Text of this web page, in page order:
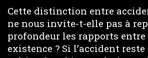
Cette distinction entre
ne nous invite-t-elle pas à
profondeur les rapports
existence ? Si l’accident